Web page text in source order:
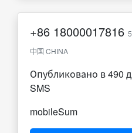
+86 18000017816
中国 CHINA
Опубликовано в 490
SMS
mobileSum